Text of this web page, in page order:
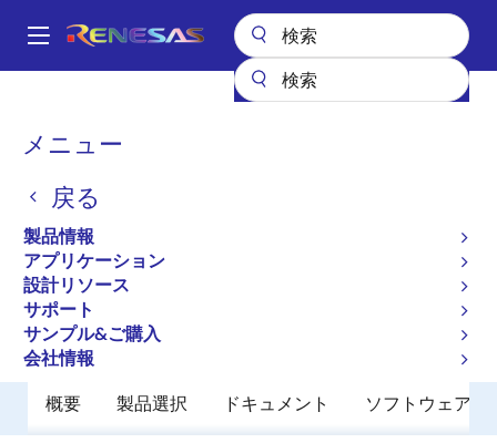
ン
Main
メニュー
戻る
製品情報
アプリケーション
設計リソース
サポート
サンプル&ご購入
会社情報
パ
く
ず
SRAM
低消費電力SRAM
R1LV0416DSB-5SI
廃止品
Low Power SRAM
概要 製品選択 ドキュメント ソフトウェア／